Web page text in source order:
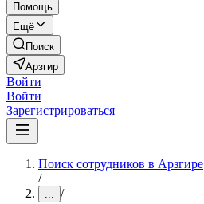
Помощь
Ещё
Поиск
Арзгир
Войти
Войти
Зарегистрироваться
Поиск сотрудников в Арзгире
/
... /